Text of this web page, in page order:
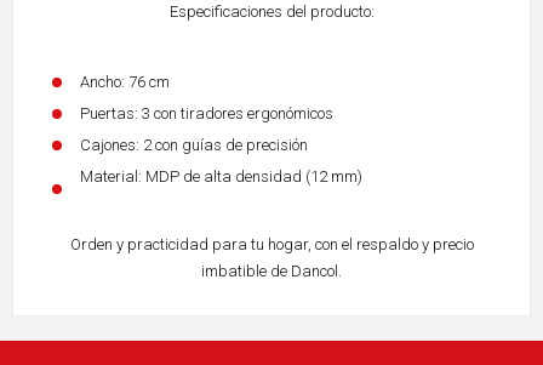
Especificaciones del producto:
Ancho: 76 cm
Puertas: 3 con tiradores ergonómicos
Cajones: 2 con guías de precisión
Material: MDP de alta densidad (12 mm)
Orden y practicidad para tu hogar, con el respaldo y precio
imbatible de Dancol.